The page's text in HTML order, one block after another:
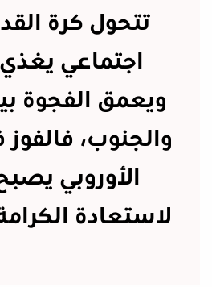
تتحول كرة
اجتماعي يغذي
ويعمق الفجوة
والجنوب،
الأوروبي
لاستعادة